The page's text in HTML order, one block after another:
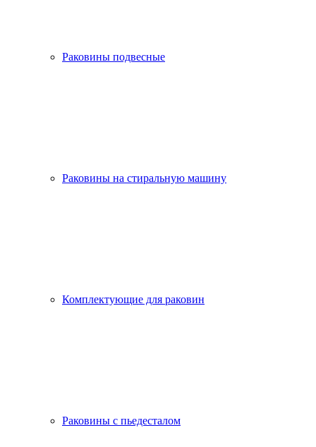
Раковины подвесные
Раковины на стиральную машину
Комплектующие для раковин
Раковины с пьедесталом